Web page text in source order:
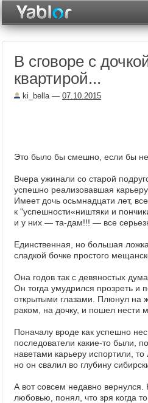
В сговоре с
квартирой...
ki_bella— 07.10.2015
Это было бы смешно, если бы не
Вчера ужинали со старой
успешно реализовавшая карьеру
Имеет дочь осьмнадцати лет,
к "успешности«ништяки и
и у них — та-дам!!! — все
Единственная, но большая
сладкой бочке простого
Она годов так с девяностых
Он тогда умудрился прозреть и
открытыми глазами. Плюнул на
раком, на дочку, и пошел нести
Поначалу вроде как успешно
последователи какие-то были,
наветами карьеру испортили,
но он свалил во глубину
А вот совсем недавно
любовью, понял, что зря когда